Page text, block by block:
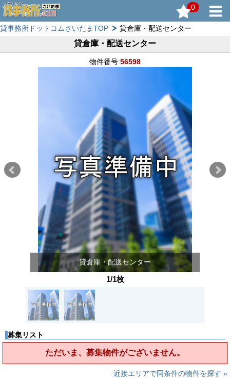
0
貸事務所ドットコムさいたまTOP 貸倉庫・配送センター
貸倉庫・配送センター
物件番号:56598
貸倉庫・配送センター
1/1枚
募集リスト
ただいま、募集物件がございません。
近接エリアで同条件の物件を探す »